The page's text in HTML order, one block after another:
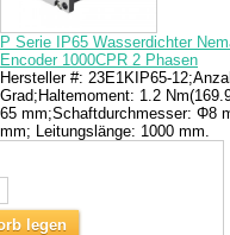
P Serie IP65 Wasserdichter
Encoder 1000CPR 2 Phasen
Hersteller #: 23E1KIP65-
Grad;Haltemoment: 1.2
65 mm;Schaftdurchmesser: Φ8
mm; Leitungslänge: 1000 mm.
legen